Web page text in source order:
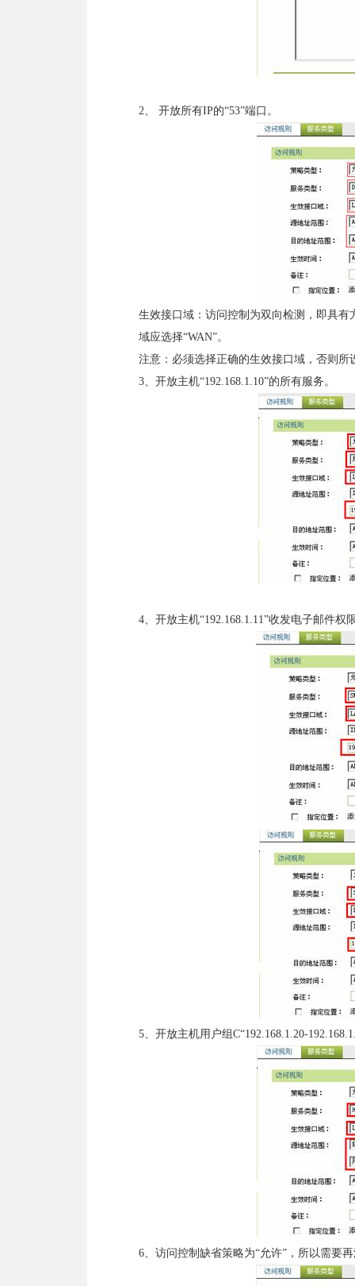
2、 开放所有IP的“53”端口。
生效接口域：访问控制为双向检测，即具
域应选择“WAN”。
注意：必须选择正确的生效接口域，否则所
3、开放主机“192.168.1.10”的所有服务。
4、开放主机“192.168.1.11”收发电子邮件权
5、开放主机用户组C“192.168.1.20-
6、访问控制缺省策略为“允许”，所以需要